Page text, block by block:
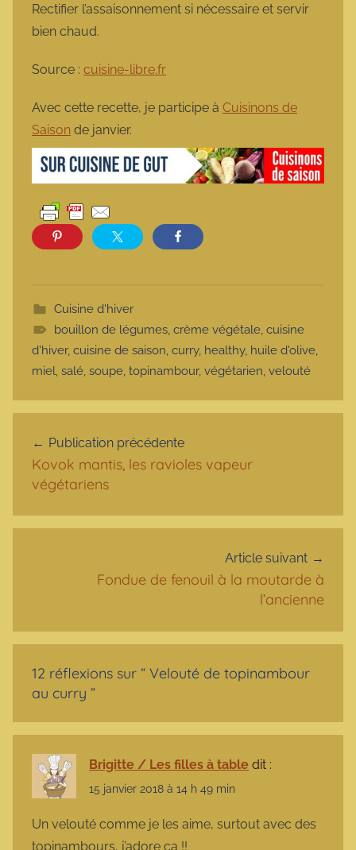
Rectifier l’assaisonnement si nécessaire et servir
bien chaud.
Source : cuisine-libre.fr
Avec cette recette, je participe à Cuisinons de
Saison de janvier.
Cuisine d'hiver
bouillon de légumes, crème végétale, cuisine
d'hiver, cuisine de saison, curry, healthy, huile d'olive,
miel, salé, soupe, topinambour, végétarien, velouté
Publication précédente
Kovok mantis, les ravioles vapeur
végétariens
Article suivant
Fondue de fenouil à la moutarde à
l’ancienne
12 réflexions sur “ Velouté de topinambour
au curry ”
Brigitte / Les filles à table dit :
15 janvier 2018 à 14 h 49 min
Un velouté comme je les aime, surtout avec des
topinambours, j’adore ça !!